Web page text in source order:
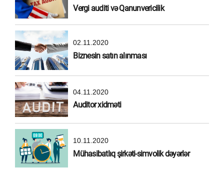
Vergi auditi və Qanunvericilik
02.11.2020
Biznesin satın alınması
04.11.2020
Auditor xidməti
10.11.2020
Mühasibatlıq şirkəti-simvolik dəyərlər